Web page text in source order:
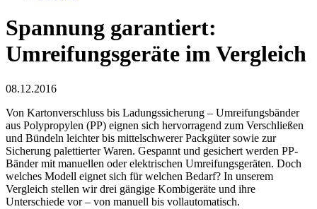
Spannung garantiert:
Umreifungsgeräte im Vergleich
08.12.2016
Von Kartonverschluss bis Ladungssicherung – Umreifungsbänder
aus Polypropylen (PP) eignen sich hervorragend zum Verschließen
und Bündeln leichter bis mittelschwerer Packgüter sowie zur
Sicherung palettierter Waren. Gespannt und gesichert werden PP-
Bänder mit manuellen oder elektrischen Umreifungsgeräten. Doch
welches Modell eignet sich für welchen Bedarf? In unserem
Vergleich stellen wir drei gängige Kombigeräte und ihre
Unterschiede vor – von manuell bis vollautomatisch.